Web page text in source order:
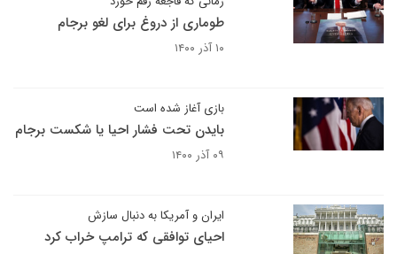
طوماری از دروغ برای لغو برجام
۱۰ آذر ۱۴۰۰
بازی آغاز شده است
بایدن تحت فشار احیا یا شکست برجام
۰۹ آذر ۱۴۰۰
ایران و آمریکا به دنبال سازش
احیای توافقی که ترامپ خراب کرد